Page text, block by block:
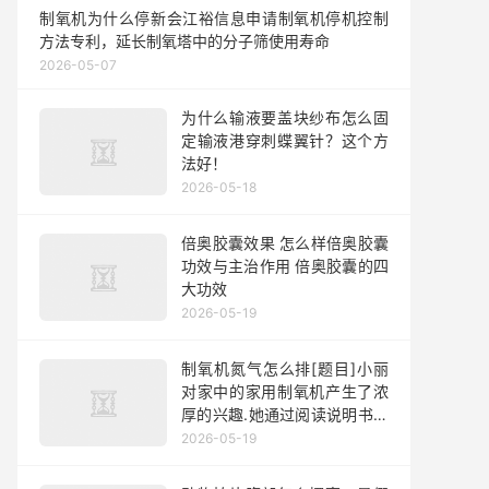
制氧机为什么停新会江裕信息申请制氧机停机控制
方法专利，延长制氧塔中的分子筛使用寿命
2026-05-07
为什么输液要盖块纱布怎么固
定输液港穿刺蝶翼针？这个方
法好！
2026-05-18
倍奥胶囊效果 怎么样倍奥胶囊
功效与主治作用 倍奥胶囊的四
大功效
2026-05-19
制氧机氮气怎么排[题目]小丽
对家中的家用制氧机产生了浓
厚的兴趣.她通过阅读说明书了
解到家用制氧机的工作原理如
的分子筛吸附空气中的氮气.制
2026-05-19